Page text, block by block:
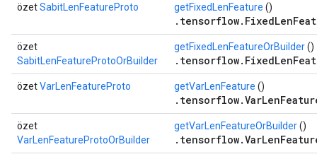
özetSabitLenFeatureProto getFixedLenFeature ()
özet
SabitLenFeatureProtoOrBuilder
getFixedLenFeatureOrBuilder()
özetVarLenFeatureProto getVarLenFeature ()
özet
VarLenFeatureProtoOrBuilder
getVarLenFeatureOrBuilder()